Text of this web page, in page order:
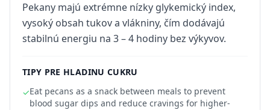
Pekany majú extrémne nízky glykemický index,
vysoký obsah tukov a vlákniny, čím dodávajú
stabilnú energiu na 3 – 4 hodiny bez výkyvov.
TIPY PRE HLADINU CUKRU
✓Eat pecans as a snack between meals to prevent
blood sugar dips and reduce cravings for higher-